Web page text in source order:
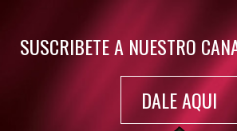
SUSCRIBETE A NUESTRO
DALE AQUI